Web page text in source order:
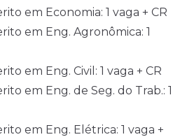
em Economia: 1 vaga + CR
em Eng. Agronômica: 1
em Eng. Civil: 1 vaga + CR
em Eng. de Seg. do Trab.: 1
em Eng. Elétrica: 1 vaga +